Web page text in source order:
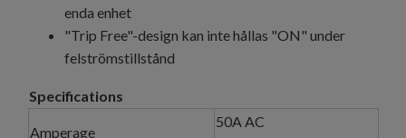
enda enhet
"Trip Free"-design kan inte hållas "ON" under
felströmstillstånd
Specifications
Amperage
50A AC